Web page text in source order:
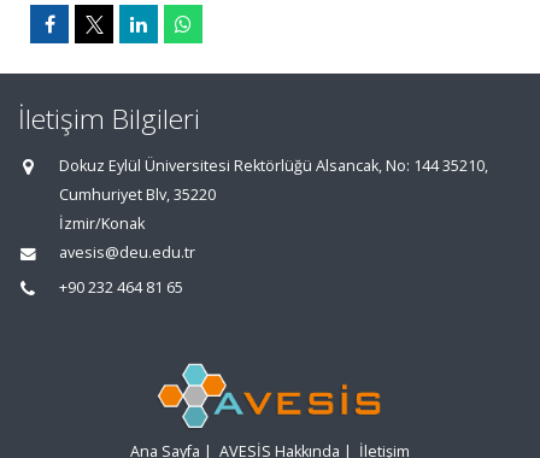
İletişim Bilgileri
Dokuz Eylül Üniversitesi Rektörlüğü Alsancak, No: 144 35210,
Cumhuriyet Blv, 35220
İzmir/Konak
avesis@deu.edu.tr
+90 232 464 81 65
Ana Sayfa | AVESİS Hakkında | İletişim